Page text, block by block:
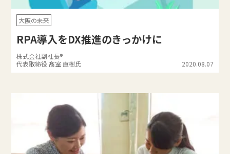
大阪の未来
RPA導入をDX推進のきっかけに
株式会社副社長®
代表取締役 髙室 直樹氏
2020.08.07